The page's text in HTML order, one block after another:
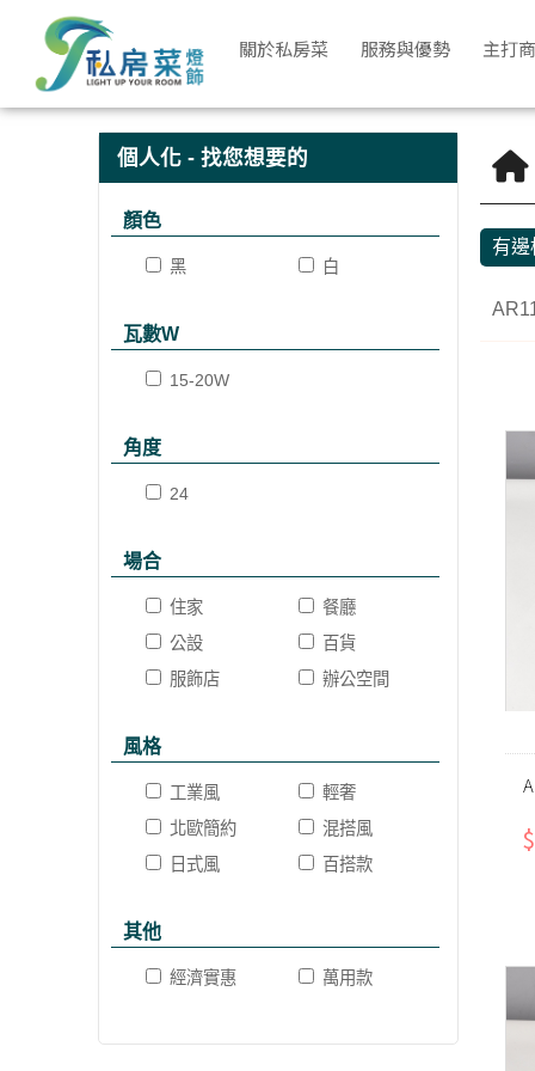
有邊框 | 私房菜精品燈飾
關於私房菜 服務與優勢 主打
個人化 - 找您想要的
顏色
黑 白
瓦數W
15-20W
角度
24
場合
住家
餐廳
公設
百貨
服飾店
辦公空間
風格
工業風
輕奢
北歐簡約
混搭風
日式風
百搭款
其他
經濟實惠 萬用款
有邊